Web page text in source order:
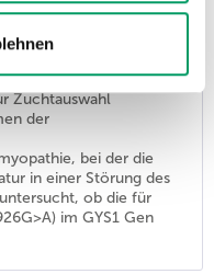
Zuchtauswahl
der
bei der die
in einer Störung des
ob die für
im GYS1 Gen